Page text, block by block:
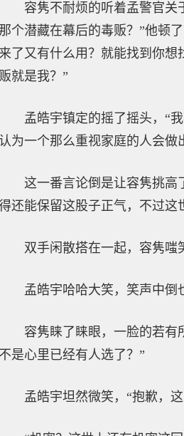
容隽不耐烦的听着孟警官关
那个潜藏在幕后的毒贩？”他顿
来了又有什么用？就能找到你想
贩就是我？”
孟皓宇镇定的摇了摇头，“
为一个那么重视家庭的人会做
这一番言论倒是让容隽挑高
还能保留这股子正气，不过这
双手闲散搭在一起，容隽嗤
孟皓宇哈哈大笑，笑声中倒
容隽睐了睐眼，一脸的若有
不是心里已经有人选了？”
孟皓宇坦然微笑，“抱歉，